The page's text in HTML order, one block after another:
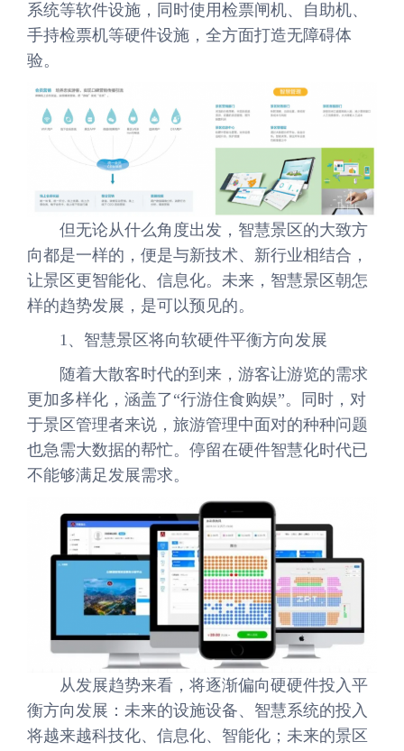
系统等软件设施，同时使用检票闸机、自助机、
手持检票机等硬件设施，全方面打造无障碍体
验。
但无论从什么角度出发，智慧景区的大致方
向都是一样的，便是与新技术、新行业相结合，
让景区更智能化、信息化。未来，智慧景区朝怎
样的趋势发展，是可以预见的。
1、智慧景区将向软硬件平衡方向发展
随着大散客时代的到来，游客让游览的需求
更加多样化，涵盖了“行游住食购娱”。同时，对
于景区管理者来说，旅游管理中面对的种种问题
也急需大数据的帮忙。停留在硬件智慧化时代已
不能够满足发展需求。
从发展趋势来看，将逐渐偏向硬硬件投入平
衡方向发展：未来的设施设备、智慧系统的投入
将越来越科技化、信息化、智能化；未来的景区